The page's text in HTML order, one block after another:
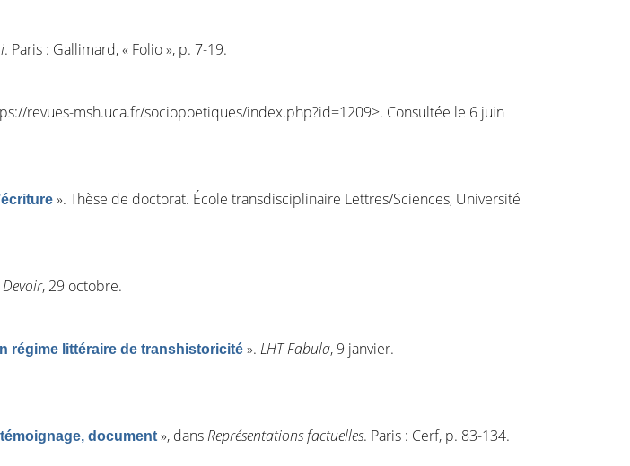
. Paris : Gallimard, « Folio », p. 7-19.
revues-msh.uca.fr/sociopoetiques/index.php?id=1209>. Consultée le 6 juin
». Thèse de doctorat. École transdisciplinaire Lettres/Sciences, Université
Devoir, 29 octobre.
régime littéraire de transhistoricité ». LHT Fabula, 9 janvier.
document », dansReprésentations factuelles. Paris : Cerf, p. 83-134.